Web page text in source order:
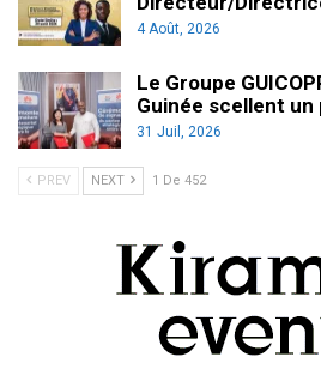
4 Août, 2026
Le Groupe
Guinée scellent
31 Juil, 2026
PREV NEXT 1 De 452